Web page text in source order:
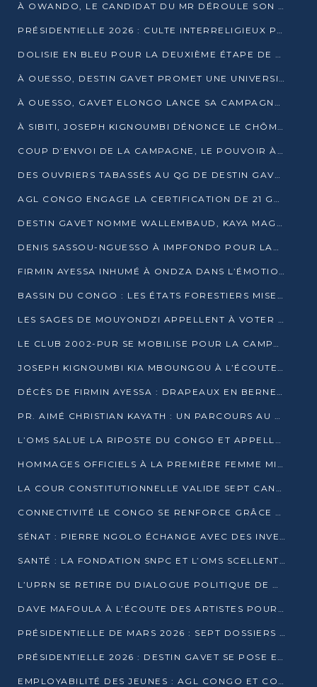
À OWANDO, LE CANDIDAT DU MR DÉROULE SON PROGRAMME DE “CHANGEMENT”
PRÉSIDENTIELLE 2026 : CULTE INTERRELIGIEUX POUR LA PAIX À OUENZÉ
DOLISIE EN BLEU POUR LA DEUXIÈME ÉTAPE DE CAMPAGNE DE DSN
À OUESSO, DESTIN GAVET PROMET UNE UNIVERSITÉ POUR LA SANGHA
À OUESSO, GAVET ELONGO LANCE SA CAMPAGNE SOUS LE SIGNE DU RENOUVEAU
À SIBITI, JOSEPH KIGNOUMBI DÉNONCE LE CHÔMAGE ET LES DÉFAILLANCES DE L’ÉTAT
COUP D’ENVOI DE LA CAMPAGNE, LE POUVOIR À POINTE-NOIRE, L’OPPOSITION À OUESSO ET SIBITI
DES OUVRIERS TABASSÉS AU QG DE DESTIN GAVET À 24 HEURES DE L’OUVERTURE DE LA CAMPAGNE
AGL CONGO ENGAGE LA CERTIFICATION DE 21 GRUTIERS AUX NORMES INTERNATIONALES
DESTIN GAVET NOMME WALLEMBAUD, KAYA MAGANE, BOUDZIKA ET MBOUSSA-ELLAH AUX COMMANDES DE SA CAMPAGNE
DENIS SASSOU-NGUESSO À IMPFONDO POUR LANCER LE CORRIDOR 13
FIRMIN AYESSA INHUMÉ À ONDZA DANS L’ÉMOTION ET LE RECUEILLEMENT
BASSIN DU CONGO : LES ÉTATS FORESTIERS MISENT SUR LES MARCHÉS CARBONE
LES SAGES DE MOUYONDZI APPELLENT À VOTER DENIS SASSOU-NGUESSO
LE CLUB 2002-PUR SE MOBILISE POUR LA CAMPAGNE
JOSEPH KIGNOUMBI KIA MBOUNGOU À L’ÉCOUTE DE TALANGAÏ
DÉCÈS DE FIRMIN AYESSA : DRAPEAUX EN BERNE LUNDI
PR. AIMÉ CHRISTIAN KAYATH : UN PARCOURS AU SERVICE DE LA RECHERCHE ET DE L’INNOVATION
L’OMS SALUE LA RIPOSTE DU CONGO ET APPELLE À DES RÉFORMES DURABLES
HOMMAGES OFFICIELS À LA PREMIÈRE FEMME MINISTRE DU CONGO
LA COUR CONSTITUTIONNELLE VALIDE SEPT CANDIDATURES POUR LA PRÉSIDENTIELLE
CONNECTIVITÉ LE CONGO SE RENFORCE GRÂCE AU CÂBLE 2AFRICA
SÉNAT : PIERRE NGOLO ÉCHANGE AVEC DES INVESTISSEURS DU NUMÉRIQUE
SANTÉ : LA FONDATION SNPC ET L’OMS SCELLENT UN PARTENARIAT STRATÉGIQUE DE TROIS ANS
L’UPRN SE RETIRE DU DIALOGUE POLITIQUE DE DJAMBALA : TENSIONS DANS LE PRÉ-ÉLECTORAL CONGOLAIS
DAVE MAFOULA À L’ÉCOUTE DES ARTISTES POUR REDÉFINIR SA POLITIQUE CULTURELLE
PRÉSIDENTIELLE DE MARS 2026 : SEPT DOSSIERS DE CANDIDATURE ENREGISTRÉS À LA CLÔTURE DES DÉPÔTS
PRÉSIDENTIELLE 2026 : DESTIN GAVET SE POSE EN CANDIDAT DU « RAS-LE-BOL »
EMPLOYABILITÉ DES JEUNES : AGL CONGO ET CONGO TERMINAL S’ALLIENT À UCAC-ICAM